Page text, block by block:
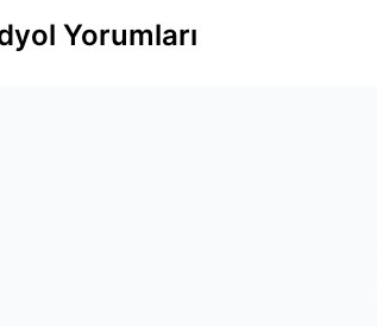
Yorumları